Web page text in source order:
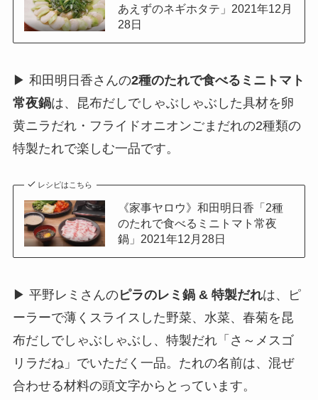
あえずのネギホタテ」2021年12月
28日
▶ 和田明日香さんの2種のたれで食べるミニトマト
常夜鍋は、昆布だしでしゃぶしゃぶした具材を卵
黄ニラだれ・フライドオニオンごまだれの2種類の
特製たれで楽しむ一品です。
レシピはこちら
《家事ヤロウ》和田明日香「2種
のたれで食べるミニトマト常夜
鍋」2021年12月28日
▶ 平野レミさんのピラのレミ鍋 & 特製だれは、ピ
ーラーで薄くスライスした野菜、水菜、春菊を昆
布だしでしゃぶしゃぶし、特製だれ「さ～メスゴ
リラだね」でいただく一品。たれの名前は、混ぜ
合わせる材料の頭文字からとっています。